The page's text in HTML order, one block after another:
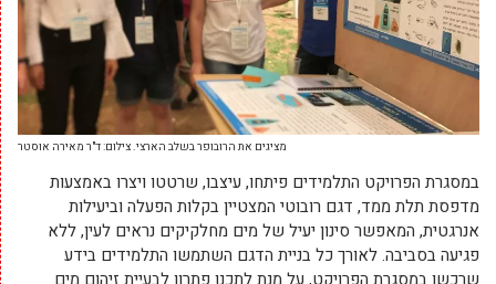
מציגים את הרובופר בשלב הארצי. צילום: ד"ר מאירה אוסטר
במסגרת הפרויקט התלמידים פיתחו, עיצבו, שרטטו ויצרו באמצעות
מדפסת תלת ממד, דגם רובוטי המצטיין בקלות הפעלה וביעילות
אנרגטית, המאפשר סינון יעיל של מים מחלקיקים נראים לעין, ללא
פגיעה בסביבה. לאורך כל בניית הדגם השתמשו התלמידים בידע